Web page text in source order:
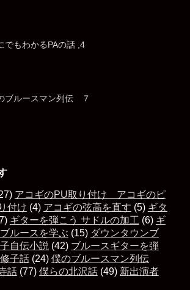
でもわかるPAの話 ,4
ブルースマン列伝 ７
アコギのPU取り付け アコギのピ
付け (4) アコギの弦高を直す (5) ギタ
ギターを弾こう サドルの加工(6) ギ
ルースを学ぶ(15) ダウンタウンブ
自伝小説(42) ブルースギターを弾
子話(24) 僕のブルースマン列伝
話(77) 僕らの北沢話(49) 新出演者